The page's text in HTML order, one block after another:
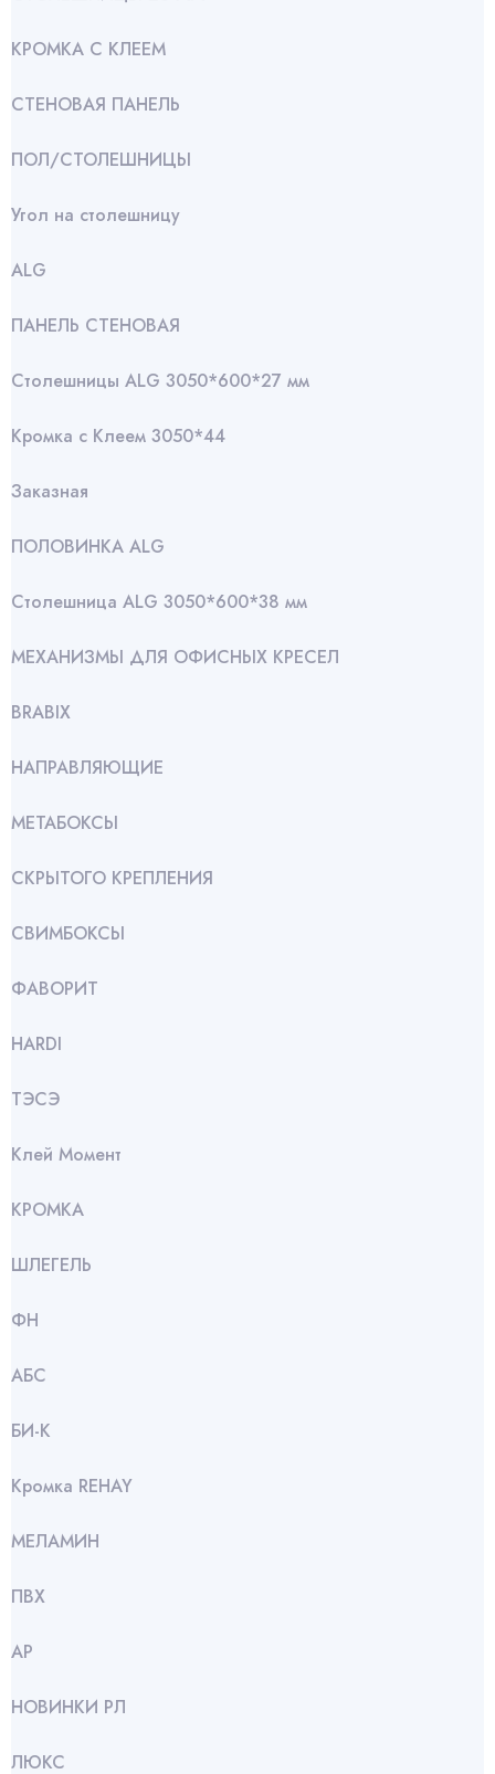
КРОМКА С КЛЕЕМ
СТЕНОВАЯ ПАНЕЛЬ
ПОЛ/СТОЛЕШНИЦЫ
Угол на столешницу
АLG
ПАНЕЛЬ СТЕНОВАЯ
Столешницы ALG 3050*600*27 мм
Кромка с Клеем 3050*44
Заказная
ПОЛОВИНКА ALG
Столешница ALG 3050*600*38 мм
МЕХАНИЗМЫ ДЛЯ ОФИСНЫХ КРЕСЕЛ
BRABIX
НАПРАВЛЯЮЩИЕ
МЕТАБОКСЫ
СКРЫТОГО КРЕПЛЕНИЯ
СВИМБОКСЫ
ФАВОРИТ
HARDI
ТЭСЭ
Клей Момент
КРОМКА
ШЛЕГЕЛЬ
ФН
АБС
БИ-К
Кромка REHAY
МЕЛАМИН
ПВХ
АР
НОВИНКИ РЛ
ЛЮКС